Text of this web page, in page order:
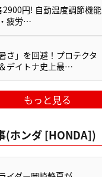
2900円! 自動温度調節機能
疲労…
さ」を回避！プロテクタ
デイトナ史上最…
もっと見る
(ホンダ [HONDA])